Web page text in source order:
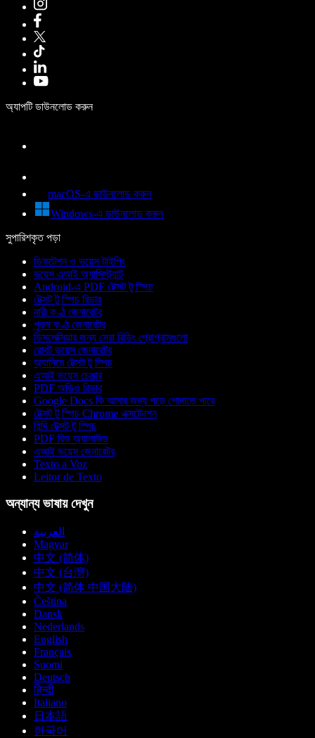
অ্যাপটি ডাউনলোড করুন
macOS-এ ডাউনলোড করুন
Windows-এ ডাউনলোড করুন
সুপারিশকৃত পড়া
ডিকটেশন ও ভয়েস টাইপিং
ভয়েস এআই অ্যাসিস্ট্যান্ট
Android-এ PDF টেক্সট টু স্পিচ
টেক্সট টু স্পিচ রিডার
নারী কণ্ঠ জেনারেটর
পুরুষ কণ্ঠ জেনারেটর
ডিসলেক্সিয়ার জন্য সেরা রিডিং প্রোগ্রামগুলো
রোবট ভয়েস জেনারেটর
অ্যানিমে টেক্সট টু স্পিচ
এআই ভয়েস চেঞ্জার
PDF অডিও রিডার
Google Docs কি আমার জন্য পড়ে শোনাতে পারে
টেক্সট টু স্পিচ Chrome এক্সটেনশন
হিন্দি টেক্সট টু স্পিচ
PDF রিড অ্যালাউড
এআই ভয়েস জেনারেটর
Texto a Voz
Leitor de Texto
অন্যান্য ভাষায় দেখুন
العربية
Magyar
中文 (简体)
中文 (台灣)
中文 (简体 中国大陆)
Čeština
Dansk
Nederlands
English
Français
Suomi
Deutsch
हिन्दी
Italiano
日本語
한국어